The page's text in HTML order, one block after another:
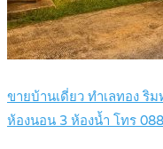
ขายบ้านเดี่ยว ทำเลทอง ริ
ห้องนอน 3 ห้องน้ำ โทร